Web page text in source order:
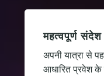
महत्वपूर्ण संदेश
अपनी यात्रा से
आधारित प्रवेश